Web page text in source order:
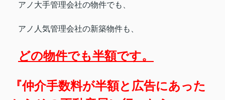
アノ大手管理会社の物件でも、
アノ人気管理会社の新築物件も、
どの物件でも半額です。
『仲介手数料が半額と広告にあった